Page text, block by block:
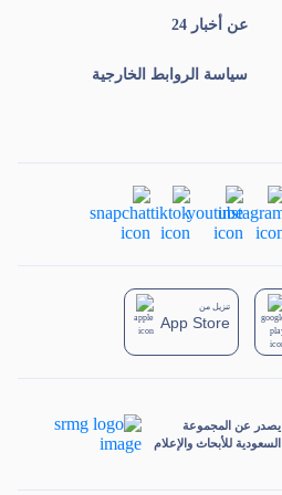
يصدر عن المجموعة
السعودية للأبحاث والإعلام
عن أخبار 24
سياسة الروابط الخارجية
تنزيل من
App Store